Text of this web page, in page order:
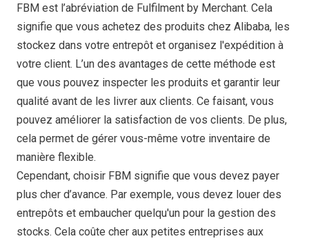
FBM est l’abréviation de Fulfilment by Merchant. Cela
signifie que vous achetez des produits chez Alibaba, les
stockez dans votre entrepôt et organisez l'expédition à
votre client. L’un des avantages de cette méthode est
que vous pouvez inspecter les produits et garantir leur
qualité avant de les livrer aux clients. Ce faisant, vous
pouvez améliorer la satisfaction de vos clients. De plus,
cela permet de gérer vous-même votre inventaire de
manière flexible.
Cependant, choisir FBM signifie que vous devez payer
plus cher d’avance. Par exemple, vous devez louer des
entrepôts et embaucher quelqu'un pour la gestion des
stocks. Cela coûte cher aux petites entreprises aux